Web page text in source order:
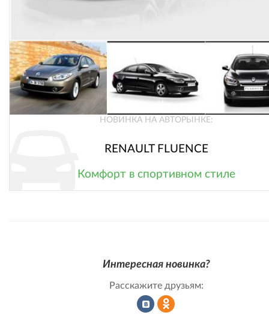
НОВИНКА НА АВТОРЫНКЕ:
RENAULT FLUENCE
Комфорт в спортивном стиле
Интересная новинка?
Расскажите друзьям: